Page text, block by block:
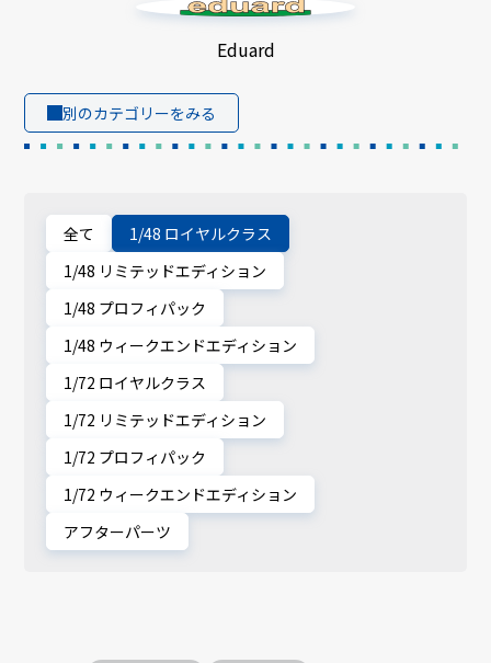
Eduard
別のカテゴリーをみる
全て
1/48 ロイヤルクラス
1/48 リミテッドエディション
1/48 プロフィパック
1/48 ウィークエンドエディション
1/72 ロイヤルクラス
1/72 リミテッドエディション
1/72 プロフィパック
1/72 ウィークエンドエディション
アフターパーツ